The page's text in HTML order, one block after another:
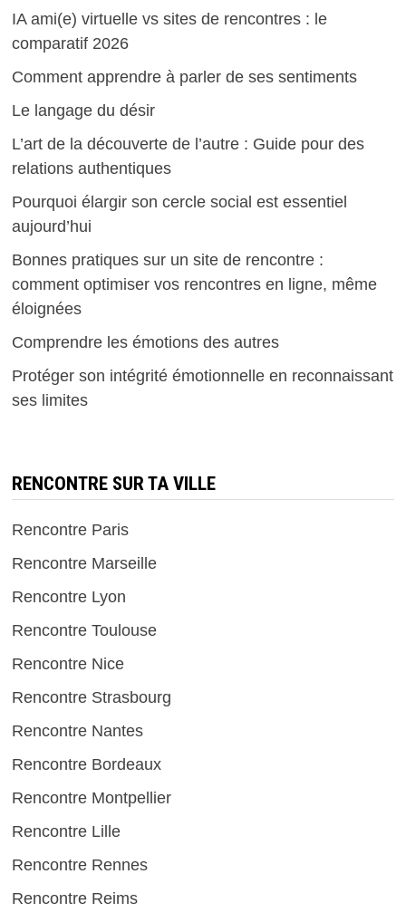
IA ami(e) virtuelle vs sites de rencontres : le
comparatif 2026
Comment apprendre à parler de ses sentiments
Le langage du désir
L’art de la découverte de l’autre : Guide pour des
relations authentiques
Pourquoi élargir son cercle social est essentiel
aujourd’hui
Bonnes pratiques sur un site de rencontre :
comment optimiser vos rencontres en ligne, même
éloignées
Comprendre les émotions des autres
Protéger son intégrité émotionnelle en reconnaissant
ses limites
RENCONTRE SUR TA VILLE
Rencontre Paris
Rencontre Marseille
Rencontre Lyon
Rencontre Toulouse
Rencontre Nice
Rencontre Strasbourg
Rencontre Nantes
Rencontre Bordeaux
Rencontre Montpellier
Rencontre Lille
Rencontre Rennes
Rencontre Reims